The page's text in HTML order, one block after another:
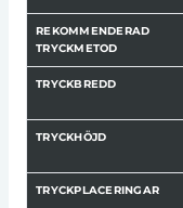
REKOMMENDERAD
TRYCKMETOD
TRYCKBREDD
TRYCKHÖJD
TRYCKPLACERINGAR